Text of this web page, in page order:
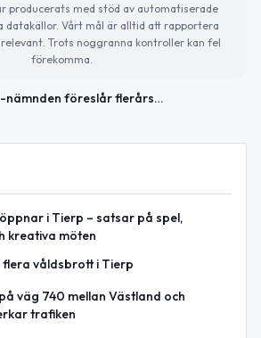
producerats med stöd av automatiserade
datakällor. Vårt mål är alltid att rapportera
Trots noggranna kontroller kan fel
förekomma.
IT-nämnden föreslår flerårsbudget för cybersäkerhet
i Tierp – satsar på spel,
kreativa möten
våldsbrott i Tierp
väg 740 mellan Västland och
trafiken